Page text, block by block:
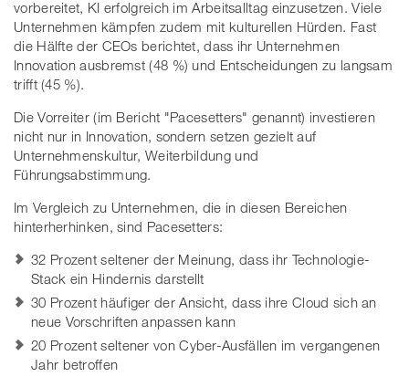
vorbereitet, KI erfolgreich im Arbeitsalltag einzusetzen. Viele
Unternehmen kämpfen zudem mit kulturellen Hürden. Fast
die Hälfte der CEOs berichtet, dass ihr Unternehmen
Innovation ausbremst (48 %) und Entscheidungen zu langsam
trifft (45 %).
Die Vorreiter (im Bericht "Pacesetters" genannt) investieren
nicht nur in Innovation, sondern setzen gezielt auf
Unternehmenskultur, Weiterbildung und
Führungsabstimmung.
Im Vergleich zu Unternehmen, die in diesen Bereichen
hinterherhinken, sind Pacesetters:
32 Prozent seltener der Meinung, dass ihr Technologie-
Stack ein Hindernis darstellt
30 Prozent häufiger der Ansicht, dass ihre Cloud sich an
neue Vorschriften anpassen kann
20 Prozent seltener von Cyber-Ausfällen im vergangenen
Jahr betroffen